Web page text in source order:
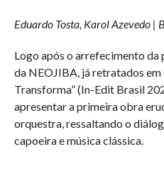
Eduardo Tosta, Karol Azevedo |
Logo após o arrefecimento da
da NEOJIBA, já retratados
Transforma” (In-Edit Brasil
apresentar a primeira obra
orquestra, ressaltando o
capoeira e música clássica.